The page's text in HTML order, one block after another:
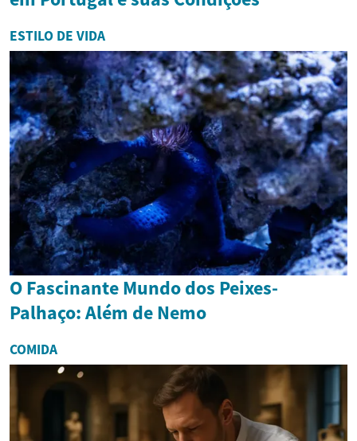
ESTILO DE VIDA
O Fascinante Mundo dos Peixes-
Palhaço: Além de Nemo
COMIDA